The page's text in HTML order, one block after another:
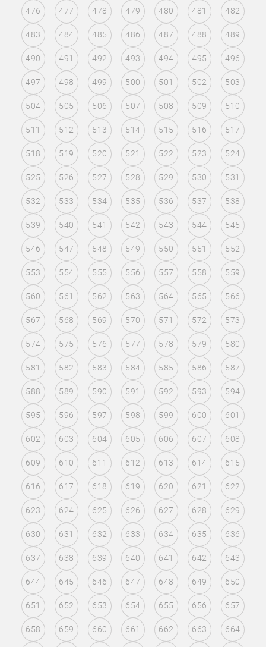
476 477 478 479 480 481 482
483 484 485 486 487 488 489
490 491 492 493 494 495 496
497 498 499 500 501 502 503
504 505 506 507 508 509 510
511 512 513 514 515 516 517
518 519 520 521 522 523 524
525 526 527 528 529 530 531
532 533 534 535 536 537 538
539 540 541 542 543 544 545
546 547 548 549 550 551 552
553 554 555 556 557 558 559
560 561 562 563 564 565 566
567 568 569 570 571 572 573
574 575 576 577 578 579 580
581 582 583 584 585 586 587
588 589 590 591 592 593 594
595 596 597 598 599 600 601
602 603 604 605 606 607 608
609 610 611 612 613 614 615
616 617 618 619 620 621 622
623 624 625 626 627 628 629
630 631 632 633 634 635 636
637 638 639 640 641 642 643
644 645 646 647 648 649 650
651 652 653 654 655 656 657
658 659 660 661 662 663 664